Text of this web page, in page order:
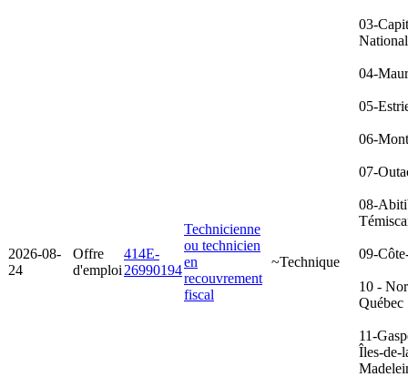
2026-08-
24
Offre
d'emploi
414E-
26990194
Technicienne
ou technicien
en
recouvrement
fiscal
~Technique
03-
04-
05-
06-
07-
08-
09-
10 -
Québec
11-
Îles-de-